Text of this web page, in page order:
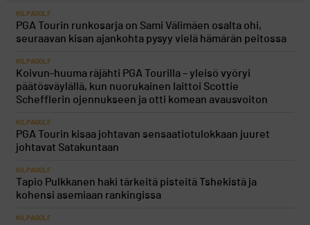
KILPAGOLF
PGA Tourin runkosarja on Sami Välimäen osalta ohi,
seuraavan kisan ajankohta pysyy vielä hämärän peitossa
KILPAGOLF
Koivun-huuma räjähti PGA Tourilla – yleisö vyöryi
päätösväylällä, kun nuorukainen laittoi Scottie
Schefflerin ojennukseen ja otti komean avausvoiton
KILPAGOLF
PGA Tourin kisaa johtavan sensaatiotulokkaan juuret
johtavat Satakuntaan
KILPAGOLF
Tapio Pulkkanen haki tärkeitä pisteitä Tshekistä ja
kohensi asemiaan rankingissa
KILPAGOLF